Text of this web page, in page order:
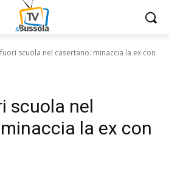
scuola nel casertano: minaccia la ex con
scuola nel
la ex con